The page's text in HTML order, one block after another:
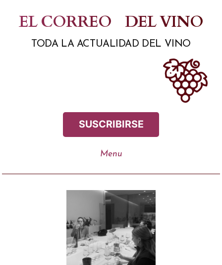
contenido
EL CORREO DEL VINO
TODA LA ACTUALIDAD DEL VINO
SUSCRIBIRSE